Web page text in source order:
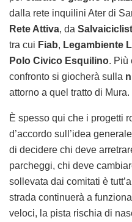
dalla rete inquilini Ater di
Rete Attiva, da
tra cui Fiab, Legambiente
Polo Civico Esquilino. Più
confronto si giocherà sulla
attorno a quel tratto di Mura.
È spesso qui che i progetti
d’accordo sull’idea
di decidere chi deve
parcheggi, chi deve
sollevata dai comitati è
strada continuerà a
veloci, la pista rischia di